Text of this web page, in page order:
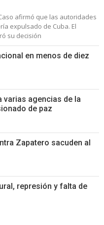
afirmó que las autoridades
expulsado de Cuba. El
su decisión
en menos de diez
varias agencias de la
de paz
Zapatero sacuden al
represión y falta de